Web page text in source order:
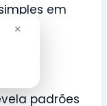
em
padrões
×